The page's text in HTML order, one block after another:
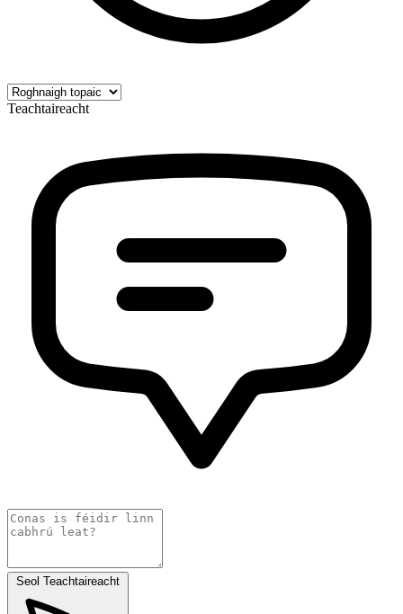
Teachtaireacht
Seol Teachtaireacht